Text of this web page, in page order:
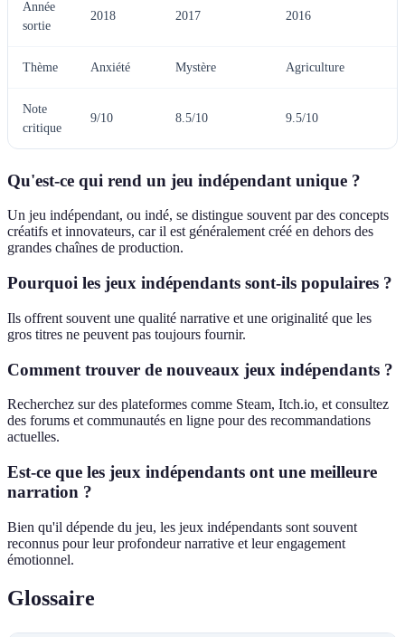
Année
sortie
2018 2017 2016
Thème Anxiété Mystère Agriculture
Note
critique
9/10 8.5/10 9.5/10
Qu'est-ce qui rend un jeu indépendant unique ?
Un jeu indépendant, ou indé, se distingue souvent par des concepts
créatifs et innovateurs, car il est généralement créé en dehors des
grandes chaînes de production.
Pourquoi les jeux indépendants sont-ils populaires ?
Ils offrent souvent une qualité narrative et une originalité que les
gros titres ne peuvent pas toujours fournir.
Comment trouver de nouveaux jeux indépendants ?
Recherchez sur des plateformes comme Steam, Itch.io, et consultez
des forums et communautés en ligne pour des recommandations
actuelles.
Est-ce que les jeux indépendants ont une meilleure
narration ?
Bien qu'il dépende du jeu, les jeux indépendants sont souvent
reconnus pour leur profondeur narrative et leur engagement
émotionnel.
Glossaire